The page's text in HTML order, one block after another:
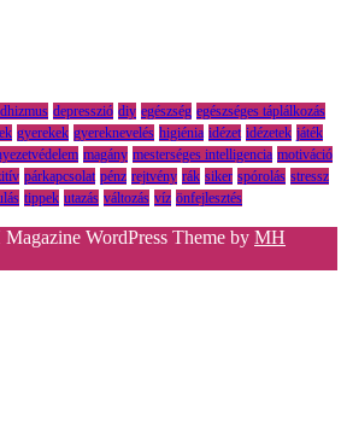
depresszió diy egészség egészséges táplálkozás
gyerekek gyereknevelés higiénia idézet idézetek játék
magány mesterséges intelligencia motiváció
párkapcsolat pénz rejtvény rák siker spórolás stressz
tippek utazás változás víz önfejlesztés
WordPress Theme by MH